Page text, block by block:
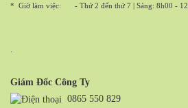
* Giờ làm việc: - Thứ 2 đến thứ 7 | Sáng: 8h00 -
Giám Đốc Công Ty
0865 550 829